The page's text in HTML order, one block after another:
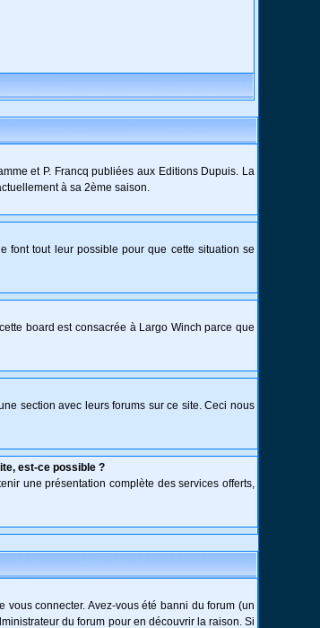
et P. Francq publiées aux Editions Dupuis. La
à sa 2ème saison.
font tout leur possible pour que cette situation se
board est consacrée à Largo Winch parce que
section avec leurs forums sur ce site. Ceci nous
est-ce possible ?
une présentation complète des services offerts,
connecter. Avez-vous été banni du forum (un
du forum pour en découvrir la raison. Si